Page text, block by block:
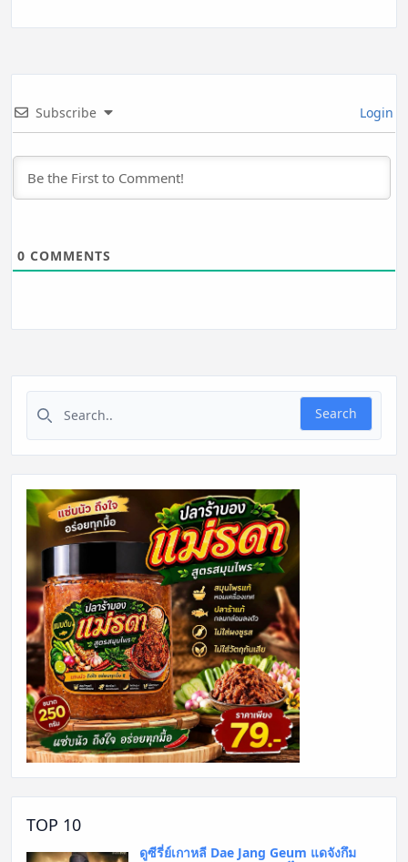
Subscribe Login
0 COMMENTS
Search for:
Search
TOP 10
ดูซีรี่ย์เกาหลี Dae Jang Geum แดจังกึม